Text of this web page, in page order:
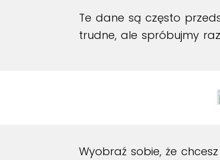
Te dane są często
trudne, ale spróbujmy
Wyobraź sobie, że